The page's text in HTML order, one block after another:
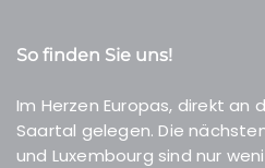
So finden Sie uns!
Im Herzen Europas, direkt an
Saartal gelegen. Die
und Luxembourg sind nur